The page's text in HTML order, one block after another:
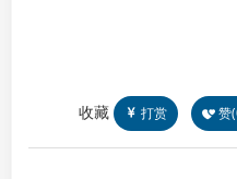
收藏 打赏 赞(